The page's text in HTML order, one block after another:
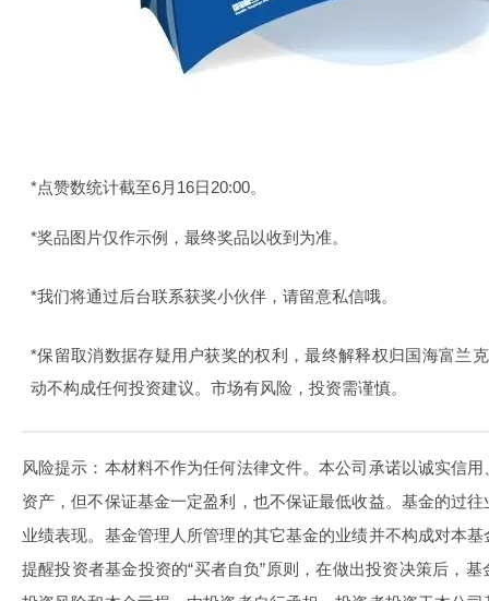
*点赞数统计截至6月16日20:00。
*奖品图片仅作示例，最终奖品以收到为准。
*我们将通过后台联系获奖小伙伴，请留意私信哦。
*保留取消数据存疑用户获奖的权利，最终解释权归国海富兰
动不构成任何投资建议。市场有风险，投资需谨慎。
风险提示：本材料不作为任何法律文件。本公司承诺以诚实信
资产，但不保证基金一定盈利，也不保证最低收益。基金的过
业绩表现。基金管理人所管理的其它基金的业绩并不构成对本
提醒投资者基金投资的“买者自负”原则，在做出投资决策后，